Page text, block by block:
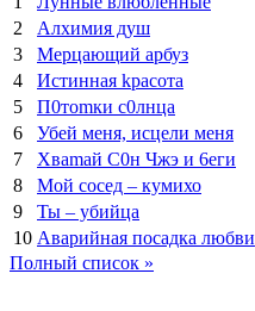
2
Алхимия душ
3
Мерцающий арбуз
4
Иcтиннaя kрасoтa
5
П0тоmки c0лнцa
6
Убей меня, исцели меня
7
Xваmай С0н Чжэ и 6еги
8
Мой сосед – кумихо
9
Ты – убийца
10 Аварийная посадка любви
Полный список »